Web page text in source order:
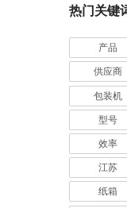
业
热门关键
产品
供应商
包装机
型号
效率
江苏
纸箱